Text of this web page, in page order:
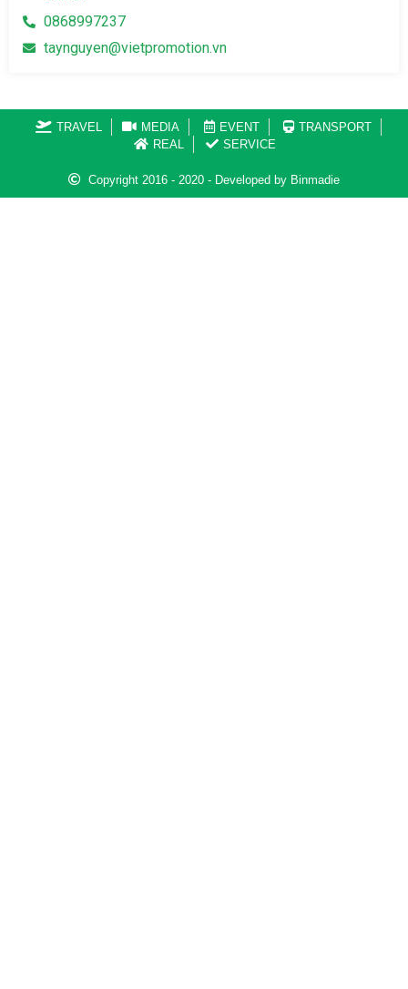
0868997237
taynguyen@vietpromotion.vn
Copyright 2016 - 2020 - Developed by Binmadie
TRAVEL MEDIA EVENT
TRANSPORT
REAL
SERVICE